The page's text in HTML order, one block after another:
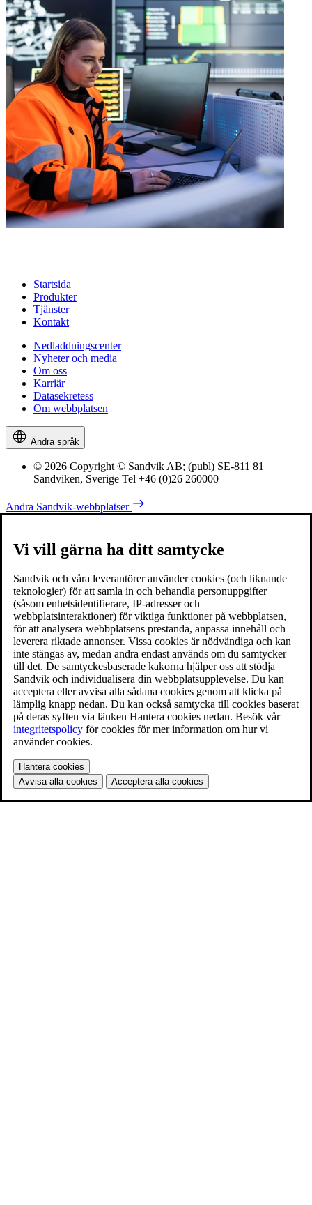
Startsida
Produkter
Tjänster
Kontakt
Nedladdningscenter
Nyheter och media
Om oss
Karriär
Datasekretess
Om webbplatsen
Ändra språk
© 2026 Copyright © Sandvik AB; (publ) SE-811 81
Sandviken, Sverige Tel +46 (0)26 260000
Andra Sandvik-webbplatser
Vi vill gärna ha ditt samtycke
Sandvik och våra leverantörer använder cookies (och liknande
teknologier) för att samla in och behandla personuppgifter
(såsom enhetsidentifierare, IP-adresser och
webbplatsinteraktioner) för viktiga funktioner på webbplatsen,
för att analysera webbplatsens prestanda, anpassa innehåll och
leverera riktade annonser. Vissa cookies är nödvändiga och kan
inte stängas av, medan andra endast används om du samtycker
till det. De samtyckesbaserade kakorna hjälper oss att stödja
Sandvik och individualisera din webbplatsupplevelse. Du kan
acceptera eller avvisa alla sådana cookies genom att klicka på
lämplig knapp nedan. Du kan också samtycka till cookies baserat
på deras syften via länken Hantera cookies nedan. Besök vår
integritetspolicy för cookies för mer information om hur vi
använder cookies.
Hantera cookies
Avvisa alla cookies
Acceptera alla cookies